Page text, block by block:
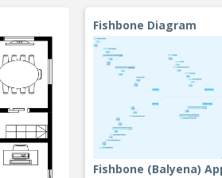
Fishbone Diagram
Fishbone (Balyena)